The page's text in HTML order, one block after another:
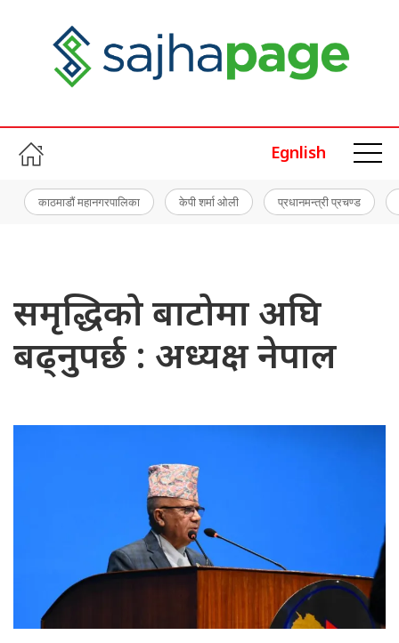
Egnlish
काठमाडौं महानगरपालिका केपी शर्मा ओली प्रधानमन्त्री प्रचण्ड
समृद्धिको बाटोमा अघि
बढ्नुपर्छ : अध्यक्ष नेपाल